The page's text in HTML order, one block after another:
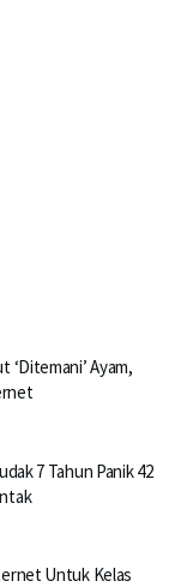
‘Ditemani’ Ayam,
7 Tahun Panik 42
Untuk Kelas